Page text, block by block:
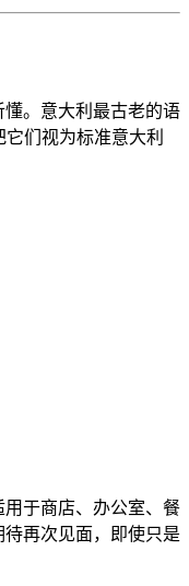
。意大利最古老的语
它们视为标准意大利
于商店、办公室、餐
再次见面，即使只是